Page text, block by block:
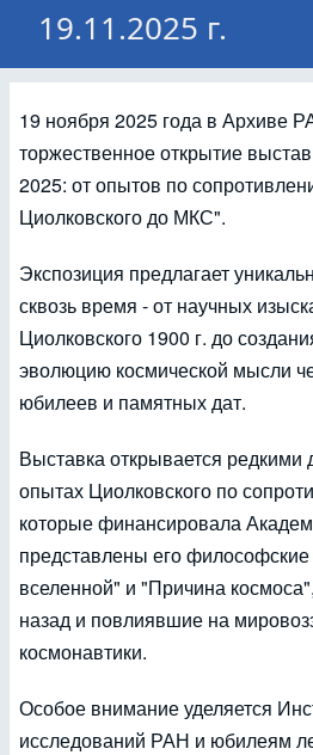
19.11.2025 г.
19 ноября 2025 года в Архиве
торжественное открытие
2025: от опытов по
Циолковского до МКС".
Экспозиция предлагает
сквозь время - от научных
Циолковского 1900 г. до
эволюцию космической мысли
юбилеев и памятных дат.
Выставка открывается редкими
опытах Циолковского по
которые финансировала
представлены его
вселенной" и "Причина
назад и повлиявшие на
космонавтики.
Особое внимание уделяется
исследований РАН и юбилеям